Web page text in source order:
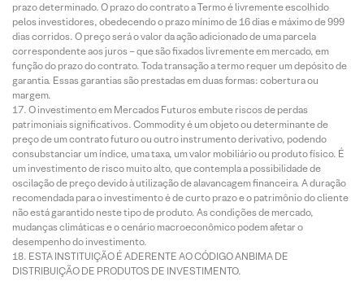
prazo determinado. O prazo do contrato a Termo é livremente escolhido
pelos investidores, obedecendo o prazo mínimo de 16 dias e máximo de 999
dias corridos. O preço será o valor da ação adicionado de uma parcela
correspondente aos juros – que são fixados livremente em mercado, em
função do prazo do contrato. Toda transação a termo requer um depósito de
garantia. Essas garantias são prestadas em duas formas: cobertura ou
margem.
O investimento em Mercados Futuros embute riscos de perdas
patrimoniais significativos. Commodity é um objeto ou determinante de
preço de um contrato futuro ou outro instrumento derivativo, podendo
consubstanciar um índice, uma taxa, um valor mobiliário ou produto físico. É
um investimento de risco muito alto, que contempla a possibilidade de
oscilação de preço devido à utilização de alavancagem financeira. A duração
recomendada para o investimento é de curto prazo e o patrimônio do cliente
não está garantido neste tipo de produto. As condições de mercado,
mudanças climáticas e o cenário macroeconômico podem afetar o
desempenho do investimento.
ESTA INSTITUIÇÃO É ADERENTE AO CÓDIGO ANBIMA DE
DISTRIBUIÇÃO DE PRODUTOS DE INVESTIMENTO.